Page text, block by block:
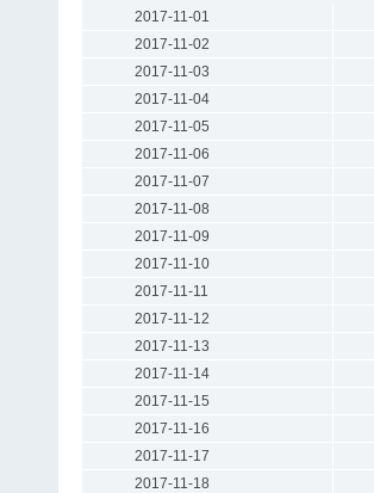
2017-11-01
2017-11-02
2017-11-03
2017-11-04
2017-11-05
2017-11-06
2017-11-07
2017-11-08
2017-11-09
2017-11-10
2017-11-11
2017-11-12
2017-11-13
2017-11-14
2017-11-15
2017-11-16
2017-11-17
2017-11-18